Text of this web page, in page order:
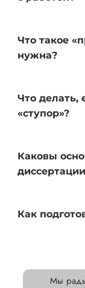
Что такое
нужна?
Что делать,
«ступор»?
Каковы
Как
Мы рады